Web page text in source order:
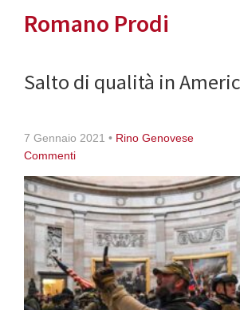
critica
sociale
Romano Prodi
Salto di qualità in
7 Gennaio 2021 • Rino Genovese
Commenti